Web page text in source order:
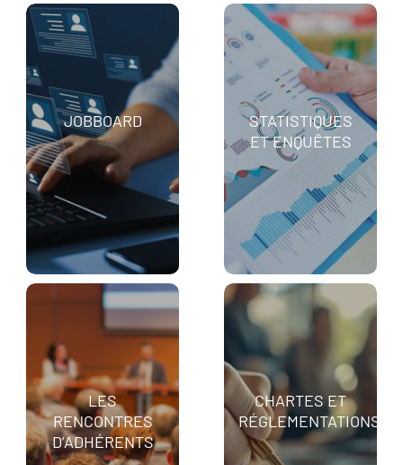
JOBBOARD
STATISTIQUES
ET ENQUÊTES
LES
RENCONTRES
D’ADHÉRENTS
CHARTES ET
RÉGLEMENTATIONS